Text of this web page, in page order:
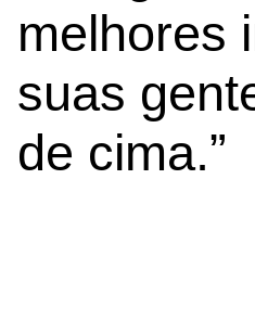
melhores
suas
de cima.”